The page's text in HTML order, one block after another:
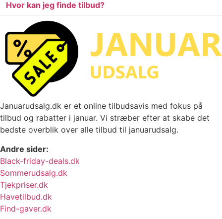
Hvor kan jeg finde tilbud?
Januarudsalg.dk er et online tilbudsavis med fokus på
tilbud og rabatter i januar. Vi stræber efter at skabe det
bedste overblik over alle tilbud til januarudsalg.
Andre sider:
Black-friday-deals.dk
Sommerudsalg.dk
Tjekpriser.dk
Havetilbud.dk
Find-gaver.dk